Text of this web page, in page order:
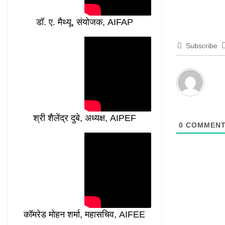
Subscribe
0
डॉ. ए. मैथ्यू, संयोजक, AIFAP
श्री शैलेंद्र दुबे, अध्यक्ष, AIPEF
कॉमरेड मोहन शर्मा, महासचिव, AIFEE